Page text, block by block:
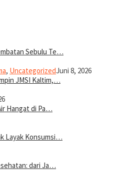
Sebulu Te…
, UncategorizedJuni 8, 2026
JMSI Kaltim,…
Hangat di Pa…
Layak Konsumsi…
dari Ja…